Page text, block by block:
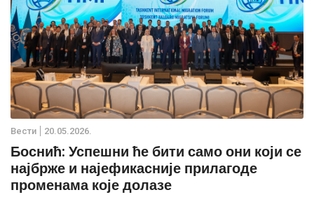
Вести 20.05.2026.
Боснић: Успешни ће бити само они који се
најбрже и најефикасније прилагоде
променама које долазе